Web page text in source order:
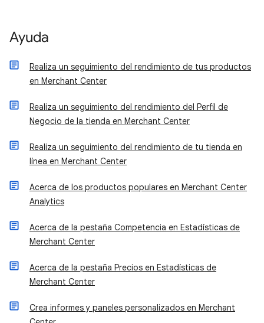
Ayuda
Realiza un seguimiento del rendimiento de tus productos
en Merchant Center
Realiza un seguimiento del rendimiento del Perfil de
Negocio de la tienda en Merchant Center
Realiza un seguimiento del rendimiento de tu tienda en
línea en Merchant Center
Acerca de los productos populares en Merchant Center
Analytics
Acerca de la pestaña Competencia en Estadísticas de
Merchant Center
Acerca de la pestaña Precios en Estadísticas de
Merchant Center
Crea informes y paneles personalizados en Merchant